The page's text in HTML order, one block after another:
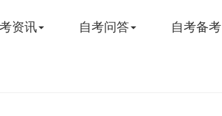
资讯 自考问答 自考备考